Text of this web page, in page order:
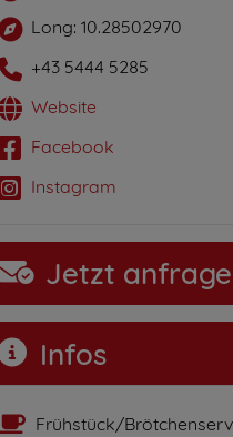
Long: 10.28502970
+43 5444 5285
Website
Facebook
Instagram
Jetzt
Infos
Frühstück/